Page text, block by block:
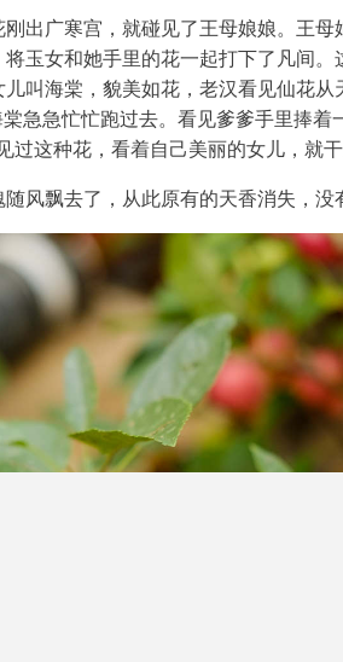
出广寒宫，就碰见了王母娘娘。王
玉女和她手里的花一起打下了凡间
叫海棠，貌美如花，老汉看见仙花
急急忙忙跑过去。看见爹爹手里捧
过这种花，看着自己美丽的女儿，就干
风飘去了，从此原有的天香消失，没